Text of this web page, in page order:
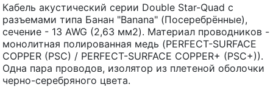
Кабель акустический серии Double Star-Quad с
разъемами типа Банан "Banana" (Посеребрённые),
сечение - 13 AWG (2,63 мм2). Материал проводников -
монолитная полированная медь (PERFECT-SURFACE
COPPER (PSC) / PERFECT-SURFACE COPPER+ (PSC+)).
Одна пара проводов, изолятор из плетеной оболочки
черно-серебряного цвета.